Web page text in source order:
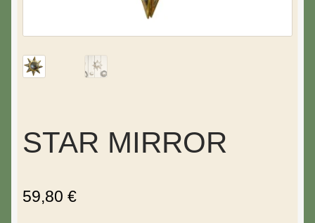
STAR MIRROR
59,80 €